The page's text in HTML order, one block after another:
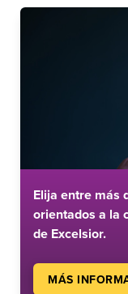
Elija entre más
orientados a la
de Excelsior.
MÁS